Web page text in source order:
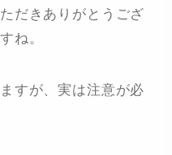
だきありがとうござ
ね。
すが、実は注意が必